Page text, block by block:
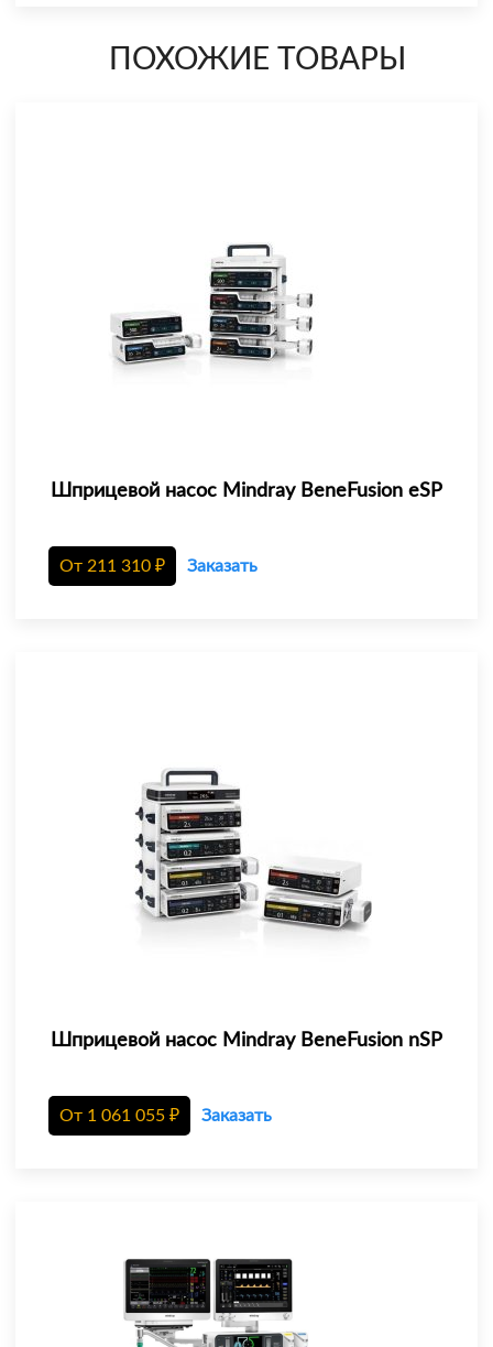
ПОХОЖИЕ ТОВАРЫ
Шприцевой насос Mindray BeneFusion eSP
От 211 310 ₽ Заказать
Шприцевой насос Mindray BeneFusion nSP
От 1 061 055 ₽ Заказать